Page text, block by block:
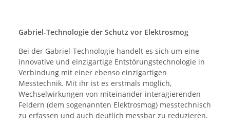
Gabriel-Technologie der Schutz vor Elektrosmog
Bei der Gabriel-Technologie handelt es sich um eine
innovative und einzigartige Entstörungstechnologie in
Verbindung mit einer ebenso einzigartigen
Messtechnik. Mit ihr ist es erstmals möglich,
Wechselwirkungen von miteinander interagierenden
Feldern (dem sogenannten Elektrosmog) messtechnisch
zu erfassen und auch deutlich messbar zu reduzieren.